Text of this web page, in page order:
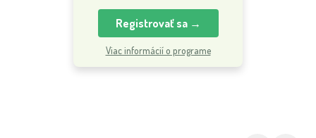
Registrovať sa →
Viac informácií o programe